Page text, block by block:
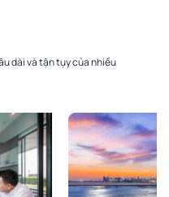
dài và tận tụy của nhiều